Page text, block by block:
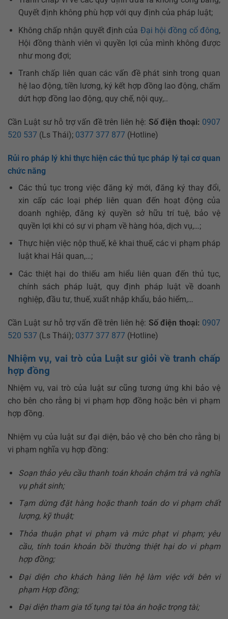
Quyết định không phù hợp với quy định của pháp luật;
Không chấp nhận quyết định của Đại hội đồng cổ đông,
Hội đồng thành viên vì quyền lợi của mình không được
như mong đợi;
Tranh chấp liên quan các vấn đề phát sinh trong quan
hệ lao động, tiền lương, ký kết hợp đồng lao động, chấm
dứt hợp đồng lao động, quy chế, nội quy,..
Cần Luật sư hỗ trợ vấn đề trên liên hệ: Số điện thoại: 0907
520 537 (Ls Thái); 0377 377 877 (Hotline)
Rủi ro pháp lý khi thực hiện các thủ tục pháp lý tại cơ quan
chức năng
Các thủ tục trong việc đăng ký mới, đăng ký thay đổi,
xin cấp các loại phép liên quan đến hoạt động của
doanh nghiệp, đăng ký quyền sở hữu trí tuệ, bảo vệ
quyền lợi khi có sự vi phạm về hàng hóa, dịch vụ,…;
Thực hiện việc nộp thuế, kê khai thuế, các vi phạm pháp
luật khai Hải quan,…;
Các thiệt hại do thiếu am hiểu liên quan đến thủ tục,
chính sách pháp luật, quy định pháp luật về doanh
nghiệp, đầu tư, thuế, xuất nhập khẩu, bảo hiểm,…
Cần Luật sư hỗ trợ vấn đề trên liên hệ: Số điện thoại: 0907
520 537 (Ls Thái); 0377 377 877 (Hotline)
Nhiệm vụ, vai trò của Luật sư giỏi về tranh chấp
hợp đồng
Nhiệm vụ, vai trò của luật sư cũng tương ứng khi bảo vệ
cho bên cho rằng bị vi phạm hợp đồng hoặc bên vi phạm
hợp đồng.
Nhiệm vụ của luật sư đại diện, bảo vệ cho bên cho rằng bị
vi phạm nghĩa vụ hợp đồng:
Soạn thảo yêu cầu thanh toán khoản chậm trả và nghĩa
vụ phát sinh;
Tạm dừng đặt hàng hoặc thanh toán do vi phạm chất
lượng, kỹ thuật;
Thỏa thuận phạt vi phạm và mức phạt vi phạm; yêu
cầu, tính toán khoản bồi thường thiệt hại do vi phạm
hợp đồng;
Đại diện cho khách hàng liên hệ làm việc với bên vi
phạm Hợp đồng;
Đại diện tham gia tố tụng tại tòa án hoặc trọng tài;